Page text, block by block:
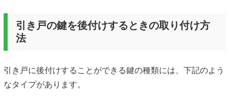
引き戸の鍵を後付けするときの取り付け方
法
引き戸に後付けすることができる鍵の種類には、下記のよう
なタイプがあります。